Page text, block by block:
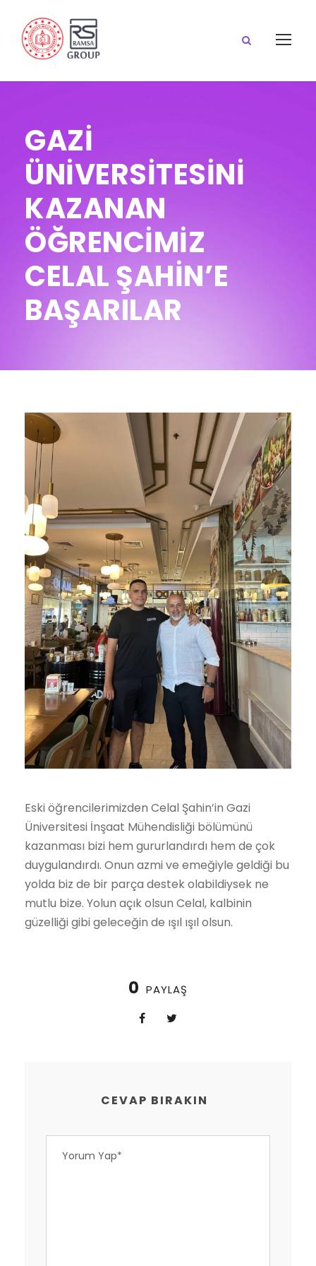
GAZİ
ÜNİVERSİTESİNİ
KAZANAN
ÖĞRENCİMİZ
CELAL ŞAHİN’E
BAŞARILAR
Eski öğrencilerimizden Celal Şahin’in Gazi
Üniversitesi İnşaat Mühendisliği bölümünü
kazanması bizi hem gururlandırdı hem de çok
duygulandırdı. Onun azmi ve emeğiyle geldiği bu
yolda biz de bir parça destek olabildiysek ne
mutlu bize. Yolun açık olsun Celal, kalbinin
güzelliği gibi geleceğin de ışıl ışıl olsun.
0 PAYLAŞ
CEVAP BIRAKIN